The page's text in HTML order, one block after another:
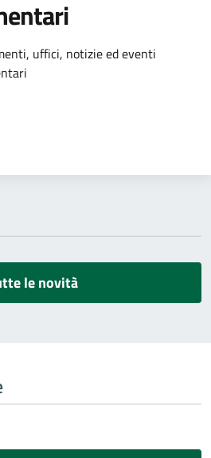
uffici, notizie ed eventi
le novità